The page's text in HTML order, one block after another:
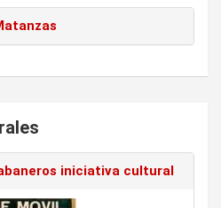
iniciativa cultural